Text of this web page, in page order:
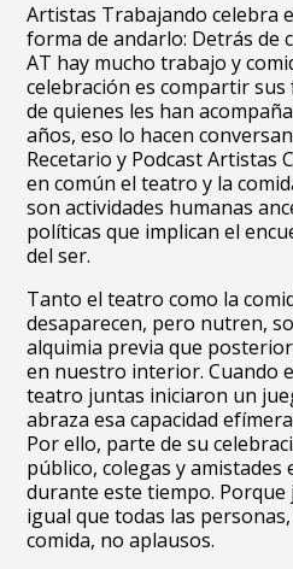
Artistas Trabajando celebra
forma de andarlo: Detrás de
AT hay mucho trabajo y
celebración es compartir
de quienes les han
años, eso lo hacen
Recetario y Podcast Artistas
en común el teatro y la
son actividades humanas
políticas que implican el
del ser.
Tanto el teatro como la
desaparecen, pero nutren,
alquimia previa que
en nuestro interior. Cuando
teatro juntas iniciaron un
abraza esa capacidad
Por ello, parte de su
público, colegas y
durante este tiempo. Porque
igual que todas las
comida, no aplausos.